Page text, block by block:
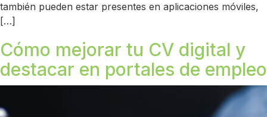
también pueden estar presentes en aplicaciones móviles,
[…]
Cómo mejorar tu CV digital y
destacar en portales de empleo